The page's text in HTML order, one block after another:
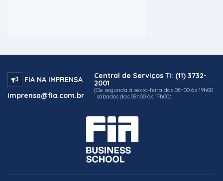
FIA NA IMPRENSA
imprensa@fia.com.br
Central de Serviços TI: (11) 3732-
2001
(De segunda à sexta-feira das 08h00 às 19h00
sábados das 08h00 às 17h00)